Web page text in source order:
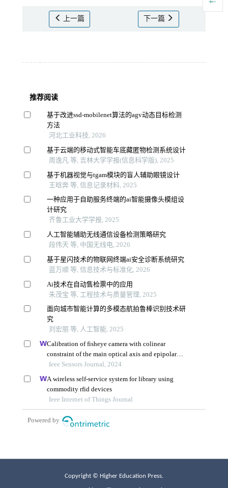
上一篇 下一篇
Copyright © Higher Education Press.